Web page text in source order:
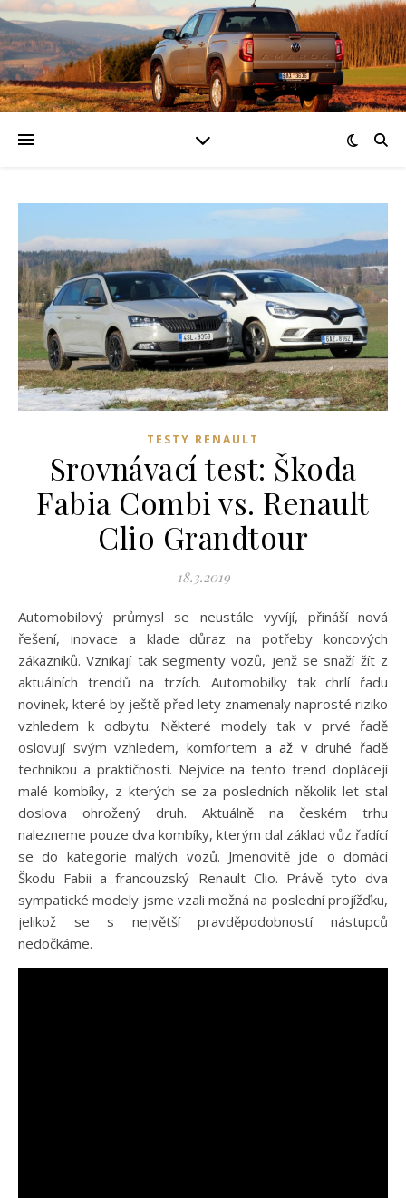
TESTY RENAULT
Srovnávací test: Škoda
Fabia Combi vs. Renault
Clio Grandtour
18.3.2019
Automobilový průmysl se neustále vyvíjí, přináší nová
řešení, inovace a klade důraz na potřeby koncových
zákazníků. Vznikají tak segmenty vozů, jenž se snaží žít z
aktuálních trendů na trzích. Automobilky tak chrlí řadu
novinek, které by ještě před lety znamenaly naprosté riziko
vzhledem k odbytu. Některé modely tak v prvé řadě
oslovují svým vzhledem, komfortem a až v druhé řadě
technikou a praktičností. Nejvíce na tento trend doplácejí
malé kombíky, z kterých se za posledních několik let stal
doslova ohrožený druh. Aktuálně na českém trhu
nalezneme pouze dva kombíky, kterým dal základ vůz řadící
se do kategorie malých vozů. Jmenovitě jde o domácí
Škodu Fabii a francouzský Renault Clio. Právě tyto dva
sympatické modely jsme vzali možná na poslední projížďku,
jelikož se s největší pravděpodobností nástupců
nedočkáme.